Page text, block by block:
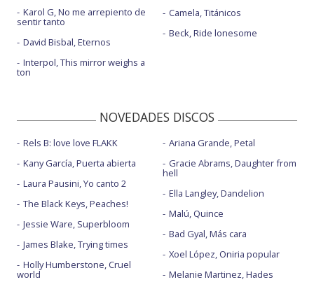
Karol G, No me arrepiento de
sentir tanto
David Bisbal, Eternos
Interpol, This mirror weighs a
ton
Camela, Titánicos
Beck, Ride lonesome
NOVEDADES DISCOS
Rels B: love love FLAKK
Kany García, Puerta abierta
Laura Pausini, Yo canto 2
The Black Keys, Peaches!
Jessie Ware, Superbloom
James Blake, Trying times
Holly Humberstone, Cruel
world
Ariana Grande, Petal
Gracie Abrams, Daughter from
hell
Ella Langley, Dandelion
Malú, Quince
Bad Gyal, Más cara
Xoel López, Oniria popular
Melanie Martinez, Hades